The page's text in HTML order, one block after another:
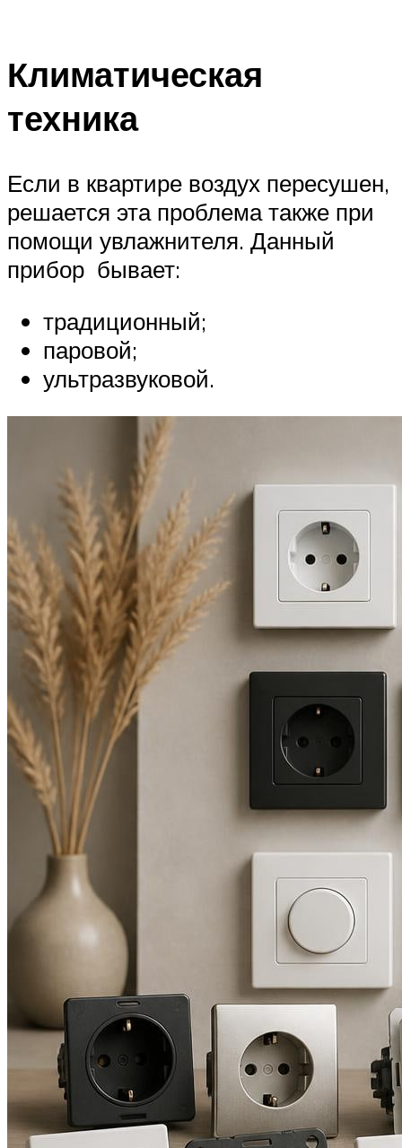
Климатическая
техника
Если в квартире воздух пересушен,
решается эта проблема также при
помощи увлажнителя. Данный
прибор бывает:
традиционный;
паровой;
ультразвуковой.